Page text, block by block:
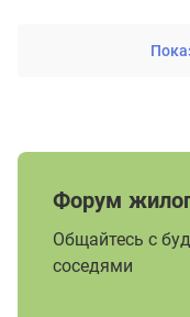
Форум
Общайтесь с
соседями